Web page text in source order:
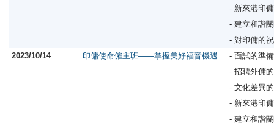
- 新來港印
- 建立和諧
- 對印傭的
2023/10/14
印傭使命僱主班——掌握美好福音機遇
- 面試的準
- 招聘外傭
- 文化差異
- 新來港印
- 建立和諧